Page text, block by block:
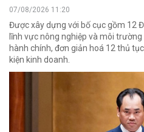
07/08/2026 11:20
Được xây dựng với bố cục gồm 12
lĩnh vực nông nghiệp và môi
hành chính, đơn giản hoá 12 thủ
kiện kinh doanh.